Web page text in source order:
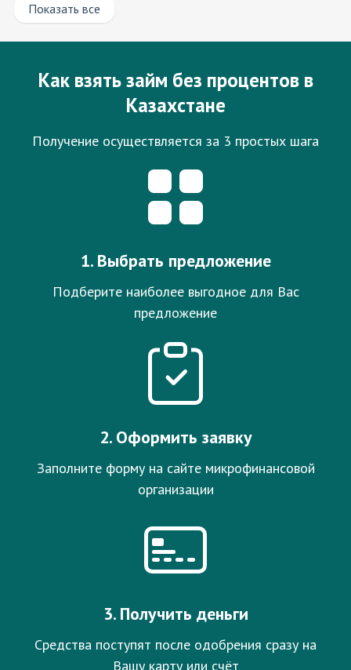
Показать все
Как взять займ без процентов в
Казахстане
Получение осуществляется за 3 простых шага
1. Выбрать предложение
Подберите наиболее выгодное для Вас
предложение
2. Оформить заявку
Заполните форму на сайте микрофинансовой
организации
3. Получить деньги
Средства поступят после одобрения сразу на
Вашу карту или счёт